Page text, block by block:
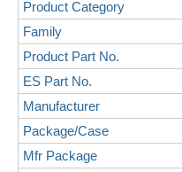
Product Category
Family
Product Part No.
ES Part No.
Manufacturer
Package/Case
Mfr Package